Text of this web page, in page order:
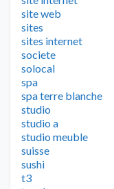
site web
sites
sites internet
societe
solocal
spa
spa terre blanche
studio
studio a
studio meuble
suisse
sushi
t3